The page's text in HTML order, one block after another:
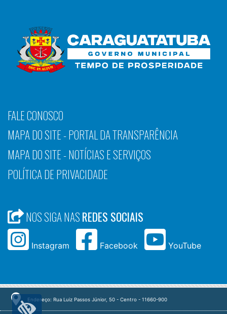
FALE CONOSCO
MAPA DO SITE - PORTAL DA TRANSPARÊNCIA
MAPA DO SITE - NOTÍCIAS E SERVIÇOS
POLÍTICA DE PRIVACIDADE
NOS SIGA NASREDES SOCIAIS
Instagram Facebook YouTube
Endereço: Rua Luiz Passos Júnior, 50 - Centro - 11660-900